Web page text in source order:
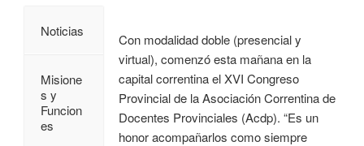
Con modalidad doble (presencial y
virtual), comenzó esta mañana en la
capital correntina el XVI Congreso
Provincial de la Asociación Correntina de
Docentes Provinciales (Acdp). “Es un
honor acompañarlos como siempre
Noticias
Misione
s y
Funcion
es